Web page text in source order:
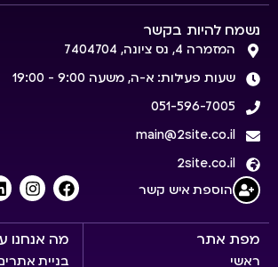
מפת אתר
ראשי
מה אנחנו
בניית
נשמח להיות בקשר
המזמרה 4, נס ציונה, 7404704
שעות פעילות: א-ה, משעה 9:00 - 19:00
051-596-7005
main@2site.co.il
2site.co.il
הוספת איש קשר